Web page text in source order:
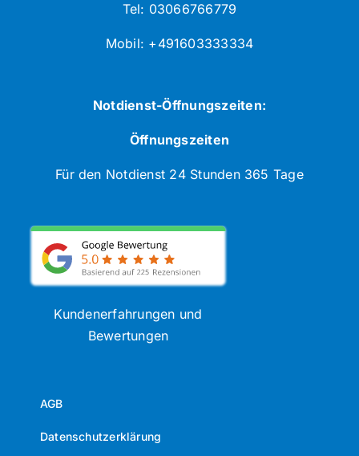
Tel: 03066766779
Mobil: +491603333334
Notdienst-Öffnungszeiten:
Öffnungszeiten
Für den Notdienst 24 Stunden 365 Tage
Kundenerfahrungen und
Bewertungen
AGB
Datenschutzerklärung